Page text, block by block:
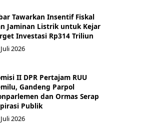
Tawarkan Insentif Fiskal
Jaminan Listrik untuk Kejar
Investasi Rp314 Triliun
2026
II DPR Pertajam RUU
Gandeng Parpol
dan Ormas Serap
Publik
2026